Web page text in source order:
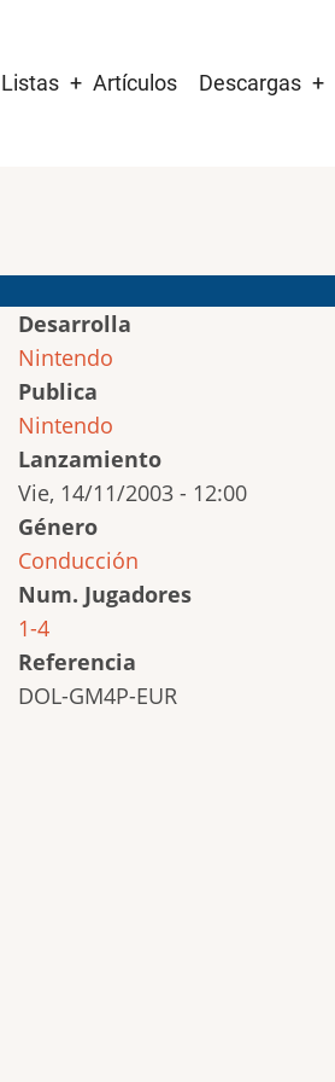
navigation
Listas Artículos Descargas
Desarrolla
Nintendo
Publica
Nintendo
Lanzamiento
Vie, 14/11/2003 - 12:00
Género
Conducción
Num. Jugadores
1-4
Referencia
DOL-GM4P-EUR